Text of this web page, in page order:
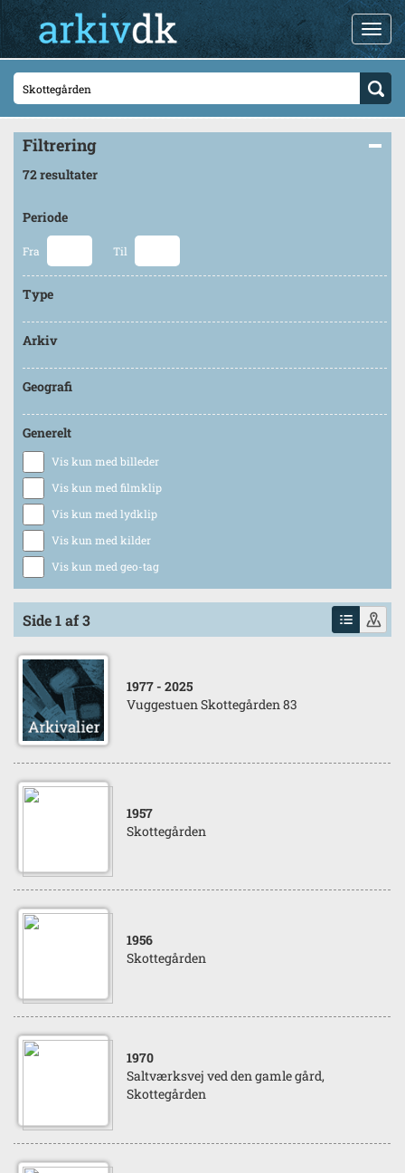
Filtrering
72 resultater
Periode
Fra Til
Type
Arkiv
Geografi
Generelt
Vis kun med billeder
Vis kun med filmklip
Vis kun med lydklip
Vis kun med kilder
Vis kun med geo-tag
Side 1 af 3
1977 - 2025
Vuggestuen Skottegården 83
1957
Skottegården
1956
Skottegården
1970
Saltværksvej ved den gamle gård,
Skottegården